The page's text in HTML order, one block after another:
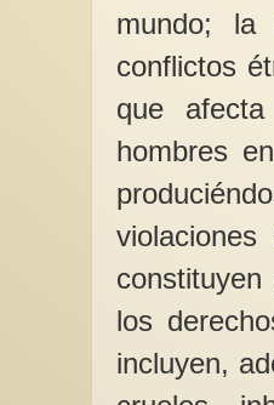
mundo; la
conflictos
que
hombres
los
incluyen,